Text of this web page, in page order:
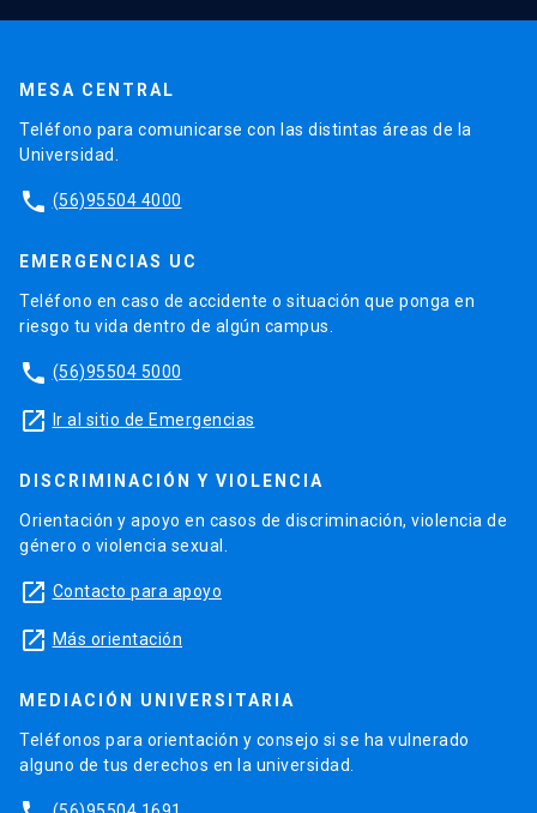
MESA CENTRAL
Teléfono para comunicarse con las distintas áreas de la
Universidad.
phone (56)95504 4000
EMERGENCIAS UC
Teléfono en caso de accidente o situación que ponga en
riesgo tu vida dentro de algún campus.
phone (56)95504 5000
launch Ir al sitio de Emergencias
DISCRIMINACIÓN Y VIOLENCIA
Orientación y apoyo en casos de discriminación, violencia de
género o violencia sexual.
launch Contacto para apoyo
launch Más orientación
MEDIACIÓN UNIVERSITARIA
Teléfonos para orientación y consejo si se ha vulnerado
alguno de tus derechos en la universidad.